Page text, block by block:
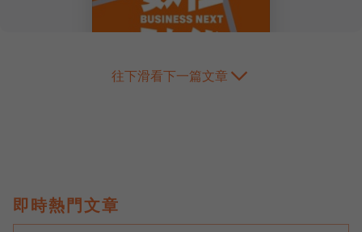
往下滑看下一篇文章
即時熱門文章